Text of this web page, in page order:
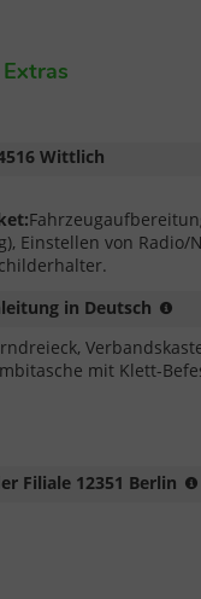
Wittlich
Einstellen von Radio/
in Deutsch
in
mit Klett-
Filiale 12351 Berlin